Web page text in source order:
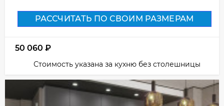
РАССЧИТАТЬ ПО СВОИМ РАЗМЕРАМ
50 060 ₽
Стоимость указана за кухню без столешницы